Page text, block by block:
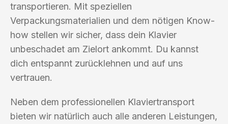
transportieren. Mit speziellen
Verpackungsmaterialien und dem nötigen Know-
how stellen wir sicher, dass dein Klavier
unbeschadet am Zielort ankommt. Du kannst
dich entspannt zurücklehnen und auf uns
vertrauen.
Neben dem professionellen Klaviertransport
bieten wir natürlich auch alle anderen Leistungen,